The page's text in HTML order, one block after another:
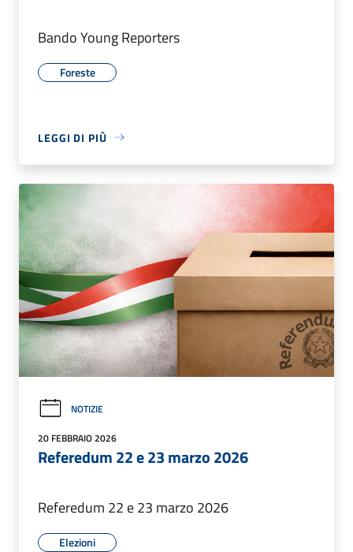
Bando Young Reporters
Foreste
LEGGI DI PIÙ
NOTIZIE
20 FEBBRAIO 2026
Referedum 22 e 23 marzo 2026
Referedum 22 e 23 marzo 2026
Elezioni